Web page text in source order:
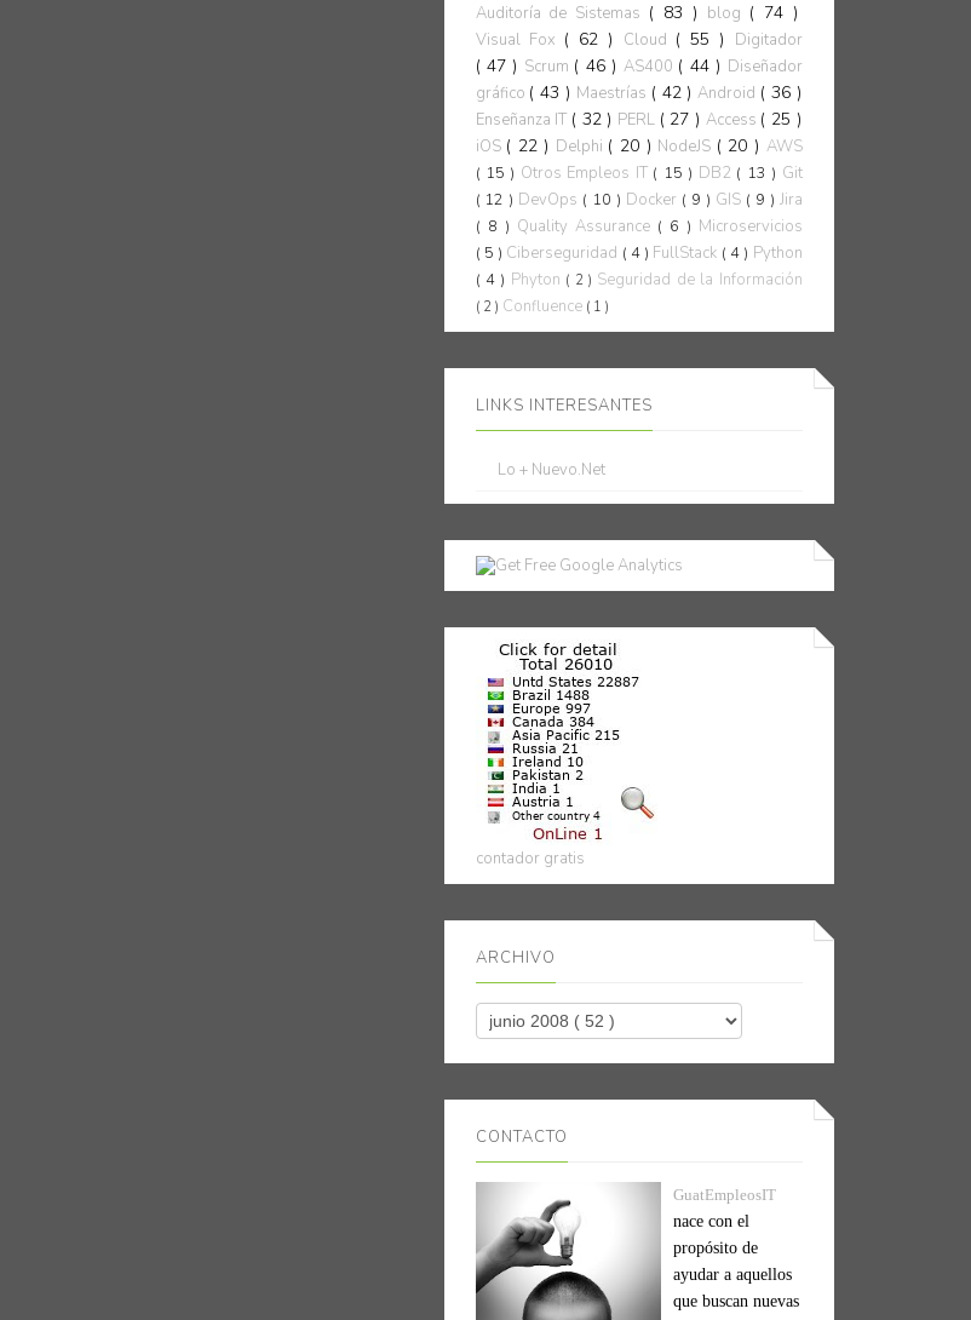
Auditoría de Sistemas ( 83 ) blog ( 74 )
Visual Fox ( 62 ) Cloud ( 55 ) Digitador
( 47 ) Scrum ( 46 ) AS400 ( 44 ) Diseñador
gráfico ( 43 ) Maestrías ( 42 )Android ( 36 )
Enseñanza IT ( 32 ) PERL ( 27 ) Access ( 25 )
iOS ( 22 ) Delphi ( 20 ) NodeJS ( 20 ) AWS
( 15 ) Otros Empleos IT ( 15 ) DB2 ( 13 ) Git
( 12 ) DevOps ( 10 ) Docker ( 9 ) GIS ( 9 ) Jira
( 8 ) Quality Assurance ( 6 ) Microservicios
( 5 ) Ciberseguridad ( 4 ) FullStack ( 4 ) Python
( 4 ) Phyton ( 2 ) Seguridad de la Información
( 2 ) Confluence ( 1 )
LINKS INTERESANTES
Lo + Nuevo.Net
contador gratis
ARCHIVO
CONTACTO
GuatEmpleosIT
nace con el
propósito de
ayudar a aquellos
que buscan nuevas